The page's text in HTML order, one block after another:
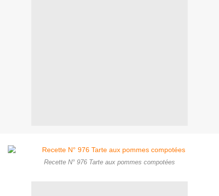
Recette N° 976 Tarte aux pommes compotées